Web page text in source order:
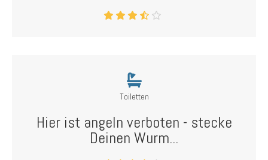
Toiletten
Hier ist angeln verboten - stecke
Deinen Wurm...